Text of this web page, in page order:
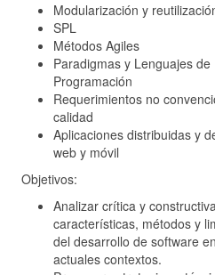
Modularización y
SPL
Métodos Agiles
Paradigmas y Lenguajes de
Programación
Requerimientos no
calidad
Aplicaciones distribuidas y
web y móvil
Objetivos:
Analizar crítica y
características, métodos y
del desarrollo de software
actuales contextos.